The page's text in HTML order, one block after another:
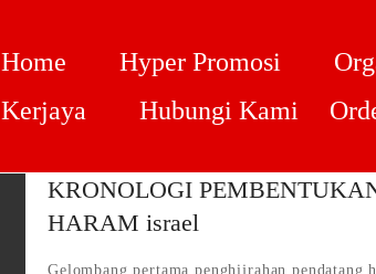
Home Hyper Promosi
Kerjaya
Hubungi Kami
KRONOLOGI
HARAM israel
Gelombang pertama penghijrahan pendatang